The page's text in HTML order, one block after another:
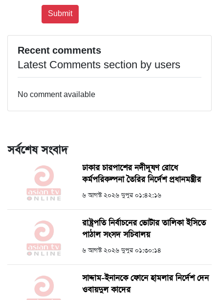
Recent comments
Latest Comments section by users
No comment available
সর্বশেষ সংবাদ
ঢাকার চারপাশের নদীদূষণ রোধে
কর্মপরিকল্পনা তৈরির নির্দেশ প্রধানমন্ত্রীর
৬ আগস্ট ২০২৬ দুপুর ০১:৪২:১৬
রাষ্ট্রপতি নির্বাচনের ভোটার তালিকা ইসিতে
পাঠাল সংসদ সচিবালয়
৬ আগস্ট ২০২৬ দুপুর ০১:৩০:১৪
সাদ্দাম-ইনানকে ফোনে হামলার নির্দেশ দেন
ওবায়দুল কাদের